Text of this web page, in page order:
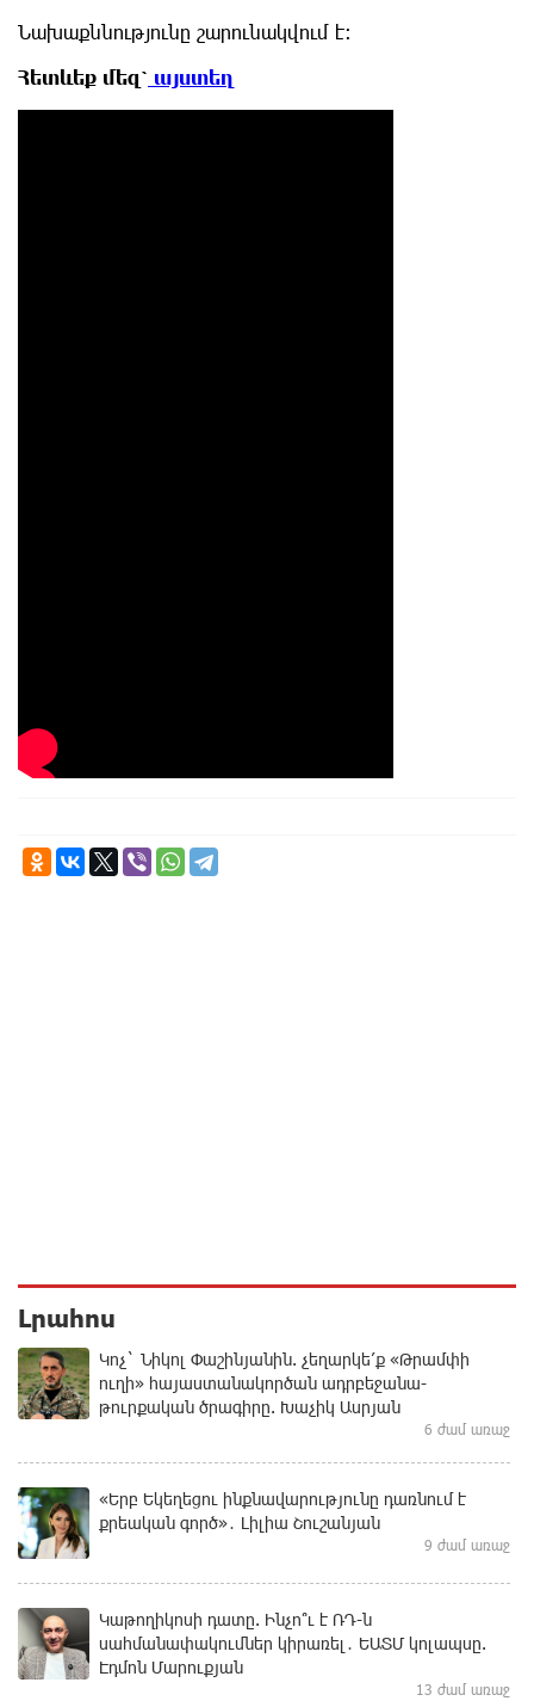
Նախաքննությունը շարունակվում է։
Հետևեք մեզ՝ այստեղ
Լրահոս
Կոչ` Նիկոլ Փաշինյանին. չեղարկե՛ք «Թրամփի
ուղի» հայաստանակործան ադրբեջանա-
թուրքական ծրագիրը. Խաչիկ Ասրյան
6 ժամ առաջ
«Երբ Եկեղեցու ինքնավարությունը դառնում է
քրեական գործ»․ Լիլիա Շուշանյան
9 ժամ առաջ
Կաթողիկոսի դատը. Ինչո՞ւ է ՌԴ-ն
սահմանափակումներ կիրառել․ ԵԱՏՄ կոլապսը.
Էդմոն Մարուքյան
13 ժամ առաջ